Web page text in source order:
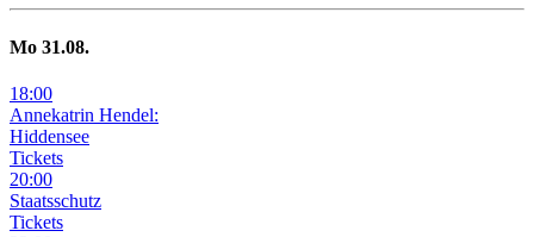
Mo 31.08.
18:00
Annekatrin Hendel:
Hiddensee
Tickets
20:00
Staatsschutz
Tickets